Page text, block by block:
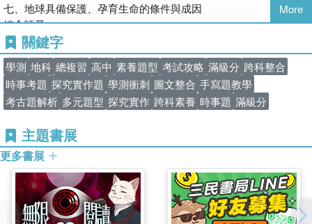
七、地球具備保護、孕育生命的條件與成因
綜合評量
第2單元 由地球觀星空
一、彗星與流星雨
二、星色
三、星光
五、星體的周年視運動與軌跡
綜合評量
第3單元 地球的大氣
一、地球大氣的演化歷程
二、今日地球大氣的特性
More
關鍵字
學測 地科 總複習 高中 素養題型 考試攻略 滿級分 跨科整合
時事考題 探究實作題 學測衝刺 圖文整合 手寫題教學
考古題解析 多元題型 探究實作 跨科素養 時事題 滿級分
主題書展
更多書展